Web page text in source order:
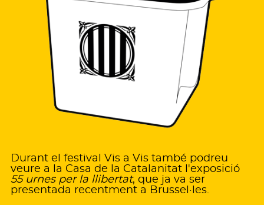
Durant el festival Vis a Vis també podreu
veure a la Casa de la Catalanitat l'exposició
55 urnes per la llibertat, que ja va ser
presentada recentment a Brussel·les.